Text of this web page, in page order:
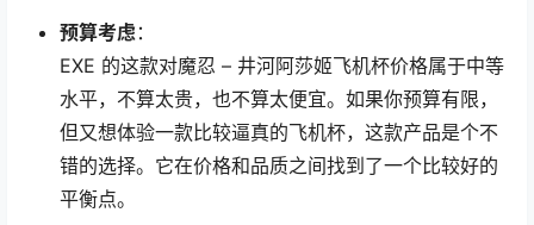
预算考虑：
EXE 的这款对魔忍 – 井河阿莎姬飞机杯价格属于中等
水平，不算太贵，也不算太便宜。如果你预算有限，
但又想体验一款比较逼真的飞机杯，这款产品是个不
错的选择。它在价格和品质之间找到了一个比较好的
平衡点。